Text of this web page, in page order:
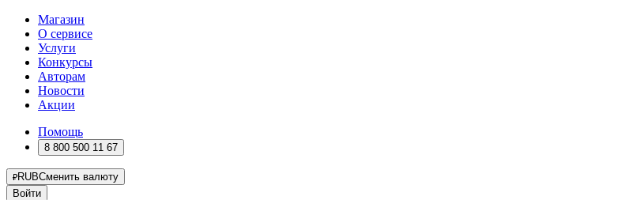
Магазин
О сервисе
Услуги
Конкурсы
Авторам
Новости
Акции
Помощь
8 800 500 11 67
RUBСменить валюту
Войти